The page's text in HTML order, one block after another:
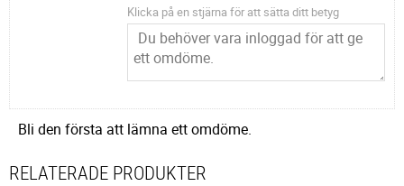
Klicka på en stjärna för att sätta ditt betyg
Bli den första att lämna ett omdöme.
RELATERADE PRODUKTER